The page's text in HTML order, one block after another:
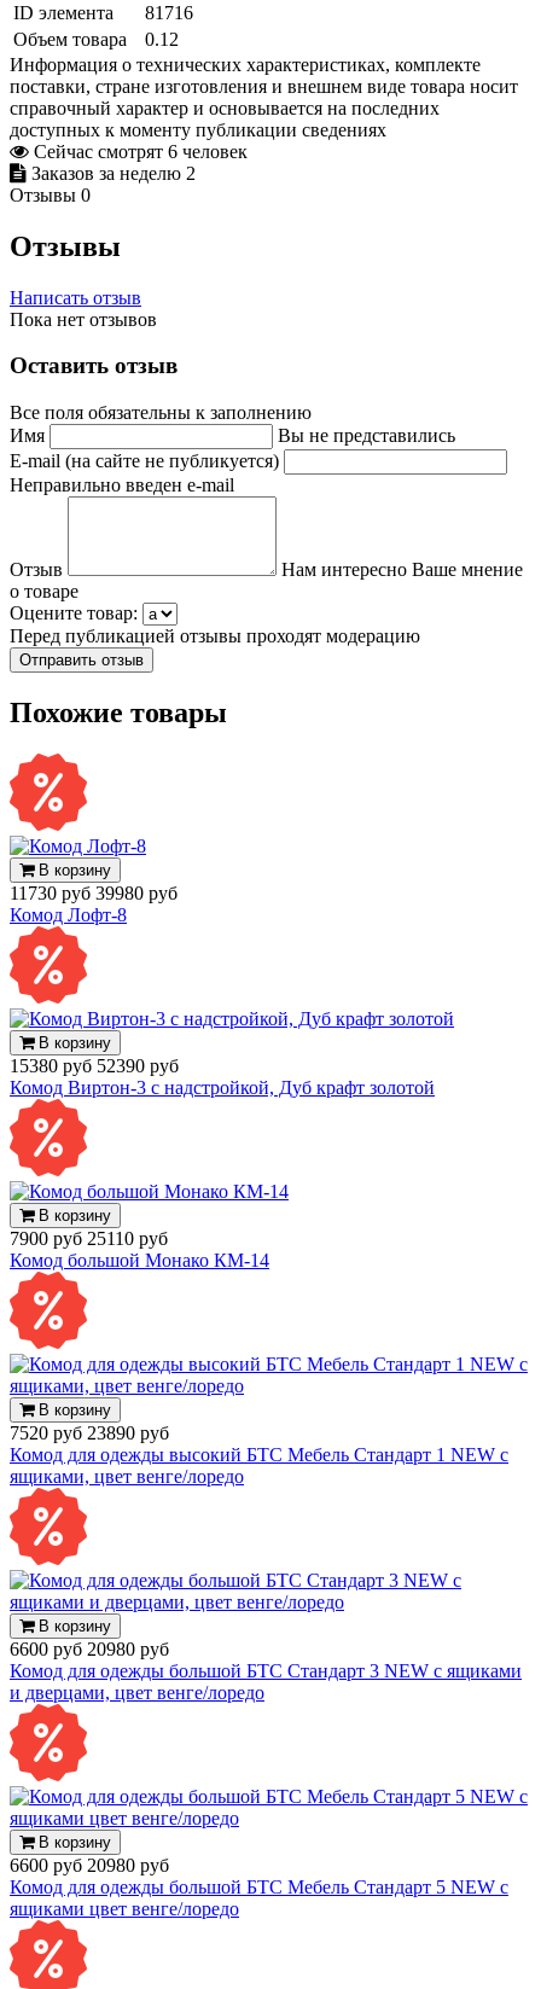
ID элемента
81716
Объем товара
0.12
Информация о технических характеристиках, комплекте
поставки, стране изготовления и внешнем виде товара носит
справочный характер и основывается на последних
доступных к моменту публикации сведениях
Сейчас смотрят 6 человек
Заказов за неделю 2
Отзывы 0
Отзывы
Написать отзыв
Пока нет отзывов
Оставить отзыв
Все поля обязательны к заполнению
Имя
Вы не представились
E-mail (на сайте не публикуется)
Неправильно введен e-mail
Отзыв
Нам интересно Ваше мнение
о товаре
Оцените товар:
Перед публикацией отзывы проходят модерацию
Похожие товары
В корзину
11730 руб 39980 руб
Комод Лофт-8
В корзину
15380 руб 52390 руб
Комод Виртон-3 с надстройкой, Дуб крафт золотой
В корзину
7900 руб 25110 руб
Комод большой Монако КМ-14
В корзину
7520 руб 23890 руб
Комод для одежды высокий БТС Мебель Стандарт 1 NEW с
ящиками, цвет венге/лоредо
В корзину
6600 руб 20980 руб
Комод для одежды большой БТС Стандарт 3 NEW с ящиками
и дверцами, цвет венге/лоредо
В корзину
6600 руб 20980 руб
Комод для одежды большой БТС Мебель Стандарт 5 NEW с
ящиками цвет венге/лоредо